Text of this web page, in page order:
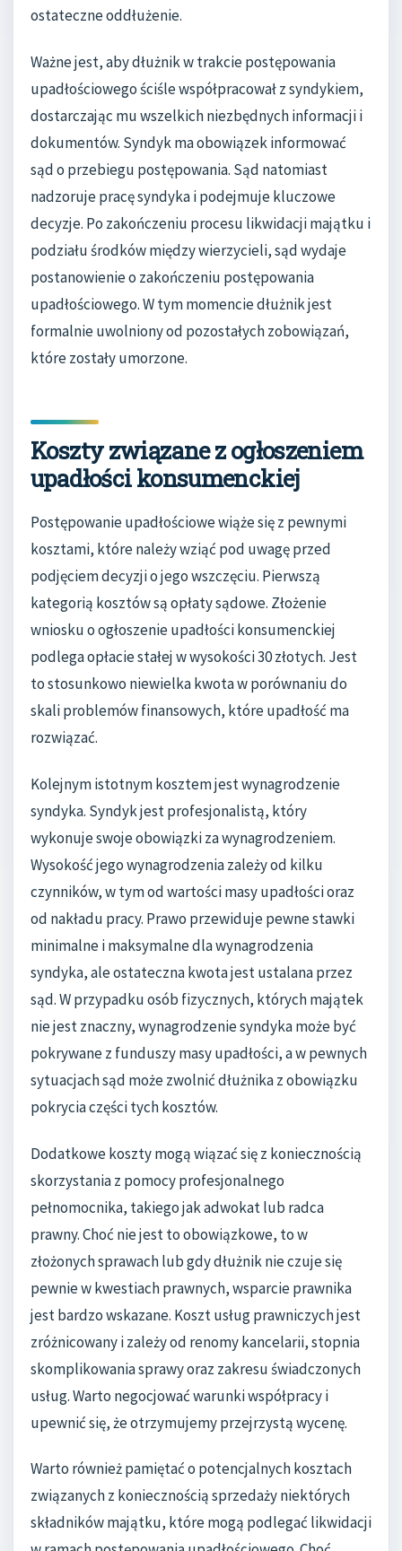
ostateczne oddłużenie.
Ważne jest, aby dłużnik w trakcie postępowania
upadłościowego ściśle współpracował z syndykiem,
dostarczając mu wszelkich niezbędnych informacji i
dokumentów. Syndyk ma obowiązek informować
sąd o przebiegu postępowania. Sąd natomiast
nadzoruje pracę syndyka i podejmuje kluczowe
decyzje. Po zakończeniu procesu likwidacji majątku i
podziału środków między wierzycieli, sąd wydaje
postanowienie o zakończeniu postępowania
upadłościowego. W tym momencie dłużnik jest
formalnie uwolniony od pozostałych zobowiązań,
które zostały umorzone.
Koszty związane z ogłoszeniem
upadłości konsumenckiej
Postępowanie upadłościowe wiąże się z pewnymi
kosztami, które należy wziąć pod uwagę przed
podjęciem decyzji o jego wszczęciu. Pierwszą
kategorią kosztów są opłaty sądowe. Złożenie
wniosku o ogłoszenie upadłości konsumenckiej
podlega opłacie stałej w wysokości 30 złotych. Jest
to stosunkowo niewielka kwota w porównaniu do
skali problemów finansowych, które upadłość ma
rozwiązać.
Kolejnym istotnym kosztem jest wynagrodzenie
syndyka. Syndyk jest profesjonalistą, który
wykonuje swoje obowiązki za wynagrodzeniem.
Wysokość jego wynagrodzenia zależy od kilku
czynników, w tym od wartości masy upadłości oraz
od nakładu pracy. Prawo przewiduje pewne stawki
minimalne i maksymalne dla wynagrodzenia
syndyka, ale ostateczna kwota jest ustalana przez
sąd. W przypadku osób fizycznych, których majątek
nie jest znaczny, wynagrodzenie syndyka może być
pokrywane z funduszy masy upadłości, a w pewnych
sytuacjach sąd może zwolnić dłużnika z obowiązku
pokrycia części tych kosztów.
Dodatkowe koszty mogą wiązać się z koniecznością
skorzystania z pomocy profesjonalnego
pełnomocnika, takiego jak adwokat lub radca
prawny. Choć nie jest to obowiązkowe, to w
złożonych sprawach lub gdy dłużnik nie czuje się
pewnie w kwestiach prawnych, wsparcie prawnika
jest bardzo wskazane. Koszt usług prawniczych jest
zróżnicowany i zależy od renomy kancelarii, stopnia
skomplikowania sprawy oraz zakresu świadczonych
usług. Warto negocjować warunki współpracy i
upewnić się, że otrzymujemy przejrzystą wycenę.
Warto również pamiętać o potencjalnych kosztach
związanych z koniecznością sprzedaży niektórych
składników majątku, które mogą podlegać likwidacji